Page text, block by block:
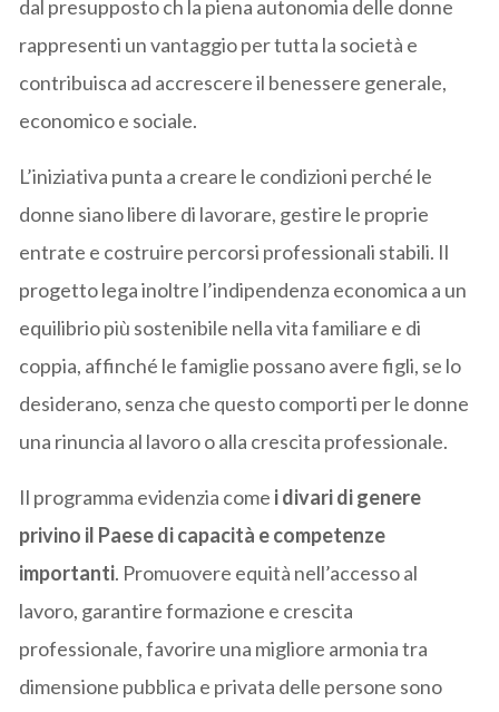
dal presupposto ch la piena autonomia delle donne
rappresenti un vantaggio per tutta la società e
contribuisca ad accrescere il benessere generale,
economico e sociale.
L’iniziativa punta a creare le condizioni perché le
donne siano libere di lavorare, gestire le proprie
entrate e costruire percorsi professionali stabili. Il
progetto lega inoltre l’indipendenza economica a un
equilibrio più sostenibile nella vita familiare e di
coppia, affinché le famiglie possano avere figli, se lo
desiderano, senza che questo comporti per le donne
una rinuncia al lavoro o alla crescita professionale.
Il programma evidenzia come i divari di genere
privino il Paese di capacità e competenze
importanti. Promuovere equità nell’accesso al
lavoro, garantire formazione e crescita
professionale, favorire una migliore armonia tra
dimensione pubblica e privata delle persone sono